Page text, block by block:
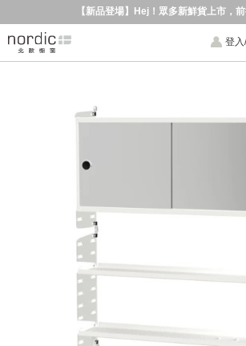
【新品登場】Hej！眾多新鮮貨上市，前
登